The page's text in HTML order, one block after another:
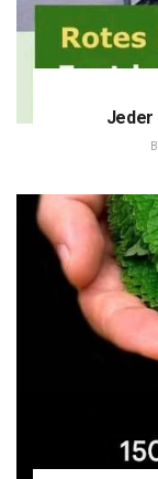
Jeder